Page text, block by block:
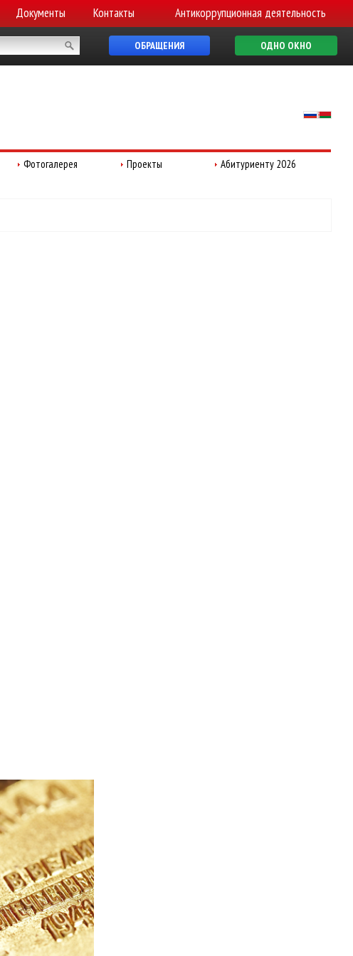
Документы Контакты Антикоррупционная деятельность
ОБРАЩЕНИЯ ОДНО ОКНО
Фотогалерея Проекты Абитуриенту 2026